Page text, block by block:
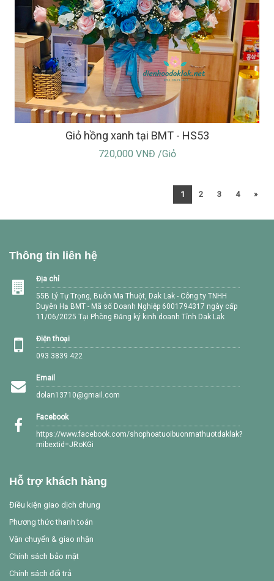
Giỏ hồng xanh tại BMT - HS53
720,000 VNĐ /Giỏ
1 2 3 4 »
Thông tin liên hệ
Địa chỉ
55B Lý Tự Trọng, Buôn Ma Thuột, Dak Lak - Công ty TNHH
Duyên Hạ BMT - Mã số Doanh Nghiệp 6001794317 ngày cấp
11/06/2025 Tại Phòng Đăng ký kinh doanh Tỉnh Dak Lak
Điện thoại
093 3839 422
Email
dolan13710@gmail.com
Facebook
https://www.facebook.com/shophoatuoibuonmathuotdaklak?
mibextid=JRoKGi
Hỗ trợ khách hàng
Điều kiện giao dịch chung
Phương thức thanh toán
Vận chuyển & giao nhận
Chính sách bảo mật
Chính sách đổi trả